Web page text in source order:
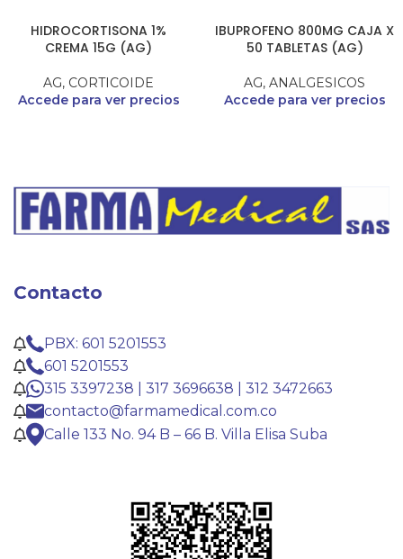
HIDROCORTISONA 1%
CREMA 15G (AG)
AG, CORTICOIDE
Accede para ver precios
IBUPROFENO 800MG CAJA X
50 TABLETAS (AG)
AG, ANALGESICOS
Accede para ver precios
Contacto
PBX: 601 5201553
601 5201553
315 3397238 | 317 3696638 | 312 3472663
contacto@farmamedical.com.co
Calle 133 No. 94 B – 66 B. Villa Elisa Suba